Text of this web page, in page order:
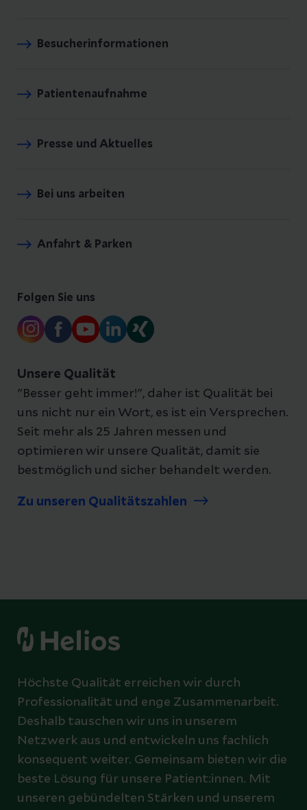
Besucherinformationen
Patientenaufnahme
Presse und Aktuelles
Bei uns arbeiten
Anfahrt & Parken
Folgen Sie uns
Unsere Qualität
"Besser geht immer!", daher ist Qualität bei
uns nicht nur ein Wort, es ist ein Versprechen.
Seit mehr als 25 Jahren messen und
optimieren wir unsere Qualität, damit sie
bestmöglich und sicher behandelt werden.
Zu unseren Qualitätszahlen
Höchste Qualität erreichen wir durch
Professionalität und enge Zusammenarbeit.
Deshalb tauschen wir uns in unserem
Netzwerk aus und entwickeln uns fachlich
konsequent weiter. Gemeinsam bieten wir die
beste Lösung für unsere Patient:innen. Mit
unseren gebündelten Stärken und unserem